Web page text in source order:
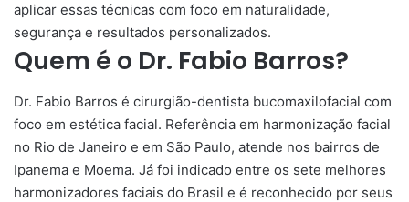
aplicar essas técnicas com foco em naturalidade,
segurança e resultados personalizados.
Quem é o Dr. Fabio Barros?
Dr. Fabio Barros é cirurgião-dentista bucomaxilofacial com
foco em estética facial. Referência em harmonização facial
no Rio de Janeiro e em São Paulo, atende nos bairros de
Ipanema e Moema. Já foi indicado entre os sete melhores
harmonizadores faciais do Brasil e é reconhecido por seus